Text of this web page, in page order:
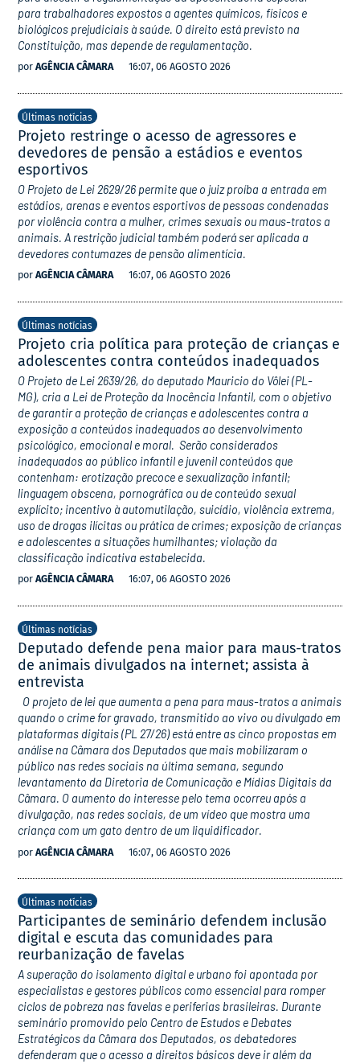
para trabalhadores expostos a agentes químicos, físicos e
biológicos prejudiciais à saúde. O direito está previsto na
Constituição, mas depende de regulamentação.
por AGÊNCIA CÂMARA 16:07, 06 AGOSTO 2026
Últimas notícias
Projeto restringe o acesso de agressores e
devedores de pensão a estádios e eventos
esportivos
O Projeto de Lei 2629/26 permite que o juiz proíba a entrada em
estádios, arenas e eventos esportivos de pessoas condenadas
por violência contra a mulher, crimes sexuais ou maus-tratos a
animais. A restrição judicial também poderá ser aplicada a
devedores contumazes de pensão alimentícia.
por AGÊNCIA CÂMARA 16:07, 06 AGOSTO 2026
Últimas notícias
Projeto cria política para proteção de crianças e
adolescentes contra conteúdos inadequados
O Projeto de Lei 2639/26, do deputado Mauricio do Vôlei (PL-
MG), cria a Lei de Proteção da Inocência Infantil, com o objetivo
de garantir a proteção de crianças e adolescentes contra a
exposição a conteúdos inadequados ao desenvolvimento
psicológico, emocional e moral. Serão considerados
inadequados ao público infantil e juvenil conteúdos que
contenham: erotização precoce e sexualização infantil;
linguagem obscena, pornográfica ou de conteúdo sexual
explícito; incentivo à automutilação, suicídio, violência extrema,
uso de drogas ilícitas ou prática de crimes; exposição de crianças
e adolescentes a situações humilhantes; violação da
classificação indicativa estabelecida.
por AGÊNCIA CÂMARA 16:07, 06 AGOSTO 2026
Últimas notícias
Deputado defende pena maior para maus-tratos
de animais divulgados na internet; assista à
entrevista
O projeto de lei que aumenta a pena para maus-tratos a animais
quando o crime for gravado, transmitido ao vivo ou divulgado em
plataformas digitais (PL 27/26) está entre as cinco propostas em
análise na Câmara dos Deputados que mais mobilizaram o
público nas redes sociais na última semana, segundo
levantamento da Diretoria de Comunicação e Mídias Digitais da
Câmara. O aumento do interesse pelo tema ocorreu após a
divulgação, nas redes sociais, de um vídeo que mostra uma
criança com um gato dentro de um liquidificador.
por AGÊNCIA CÂMARA 16:07, 06 AGOSTO 2026
Últimas notícias
Participantes de seminário defendem inclusão
digital e escuta das comunidades para
reurbanização de favelas
A superação do isolamento digital e urbano foi apontada por
especialistas e gestores públicos como essencial para romper
ciclos de pobreza nas favelas e periferias brasileiras. Durante
seminário promovido pelo Centro de Estudos e Debates
Estratégicos da Câmara dos Deputados, os debatedores
defenderam que o acesso a direitos básicos deve ir além da